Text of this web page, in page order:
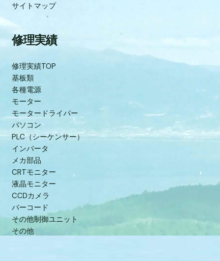
サイトマップ
修理実績
修理実績TOP
基板類
各種電源
モーター
モータードライバー
パソコン
PLC（シーケンサー）
インバータ
メカ部品
CRTモニター
液晶モニター
CCDカメラ
バーコード
その他制御ユニット
その他